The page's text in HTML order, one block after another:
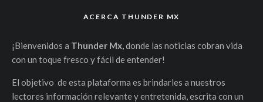
ACERCA THUNDER MX
¡Bienvenidos a Thunder Mx,donde las noticias cobran vida
con un toque fresco y fácil de entender!
El objetivo de esta plataforma es brindarles a nuestros
lectores información relevante y entretenida, escrita con un